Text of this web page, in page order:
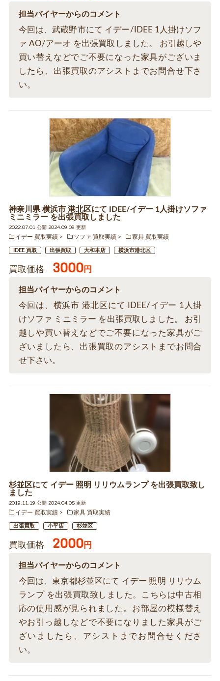
担当バイヤーからのコメント
今回は、武蔵野市にて イデー/IDEE 1人掛けソフ
ァ AO/アーオ を出張買取しました。 お引越しや
買い替えなどでご不要になった家具がございま
したら、出張買取のアシストまでお問合せ下さ
い。
神奈川県 横浜市 港北区にて IDEE/イデー 1人掛けソファ
ミニミラー を出張買取しました
2022.07.01 公開 2024.09.09 更新
イデー 買取実績
ソファ 買取実績 家具 買取実績
IDEE 買取 出張買取 大和本店 横浜市港北区
買取価格 3000円
担当バイヤーからのコメント
今回は、横浜市 港北区にて IDEE/イデー 1人掛
けソファ ミニミラー を出張買取しました。 お引
越しや買い替えなどでご不要になった家具がご
ざいましたら、出張買取のアシストまでお問合
せ下さい。
杉並区にて イデー 照明 リリウムランプ を出張買取致し
ました
2019.11.19 公開 2024.04.05 更新
イデー 買取実績
家具 買取実績
出張買取 小平店 杉並区
買取価格 2000円
担当バイヤーからのコメント
今回は、東京都杉並区にて イデー 照明 リリウム
ランプ を出張買取致しました。こちらは中古相
応の使用感が見られました。お部屋の模様替え
やお引っ越しなどで不要になりました家具がご
ざいましたら、アシストまでお問合せくださ
い。